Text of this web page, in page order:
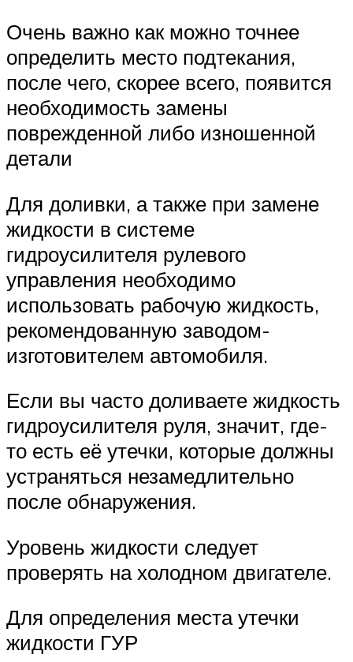
Очень важно как можно точнее
определить место подтекания,
после чего, скорее всего, появится
необходимость замены
поврежденной либо изношенной
детали
Для доливки, а также при замене
жидкости в системе
гидроусилителя рулевого
управления необходимо
использовать рабочую жидкость,
рекомендованную заводом-
изготовителем автомобиля.​
Если вы часто доливаете жидкость
гидроусилителя руля, значит, где-
то есть её утечки, которые должны
устраняться незамедлительно
после обнаружения.
Уровень жидкости следует
проверять на холодном двигателе.
Для определения места утечки
жидкости ГУР